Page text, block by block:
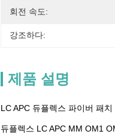
회전 속도:
강조하다:
제품 설명
LC APC 듀플렉스 파이버 패
듀플렉스 LC APC MM OM1